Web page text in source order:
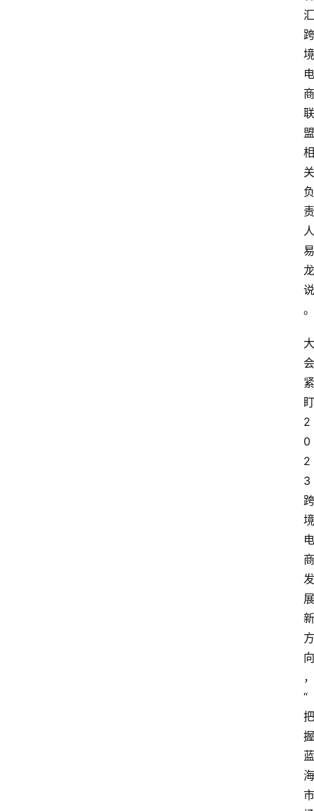
汇
跨
境
电
商
联
盟
相
关
负
责
人
易
龙
说
。
大
会
紧
盯
2
0
2
3
跨
境
电
商
发
展
新
方
向
，
“
把
握
蓝
海
市